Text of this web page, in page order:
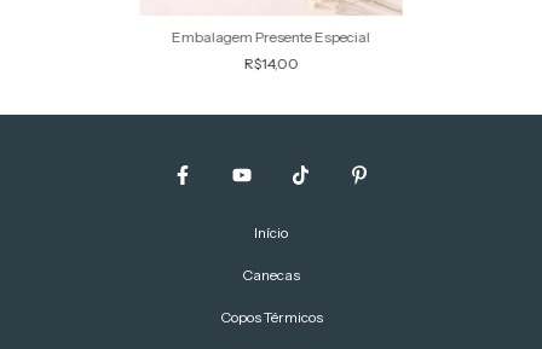
Embalagem Presente Especial
R$14,00
Início
Canecas
Copos Térmicos